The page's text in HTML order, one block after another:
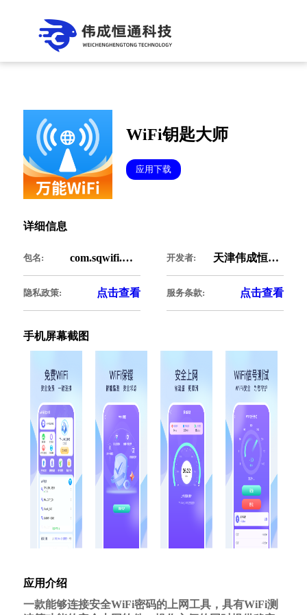
WiFi钥匙大师
应用下载
详细信息
包名: com.sqwifi.mastertwo
隐私政策: 点击查看
开发者: 天津伟成恒通科技有限公司
服务条款: 点击查看
手机屏幕截图
应用介绍
一款能够连接安全WiFi密码的上网工具，具有WiFi测